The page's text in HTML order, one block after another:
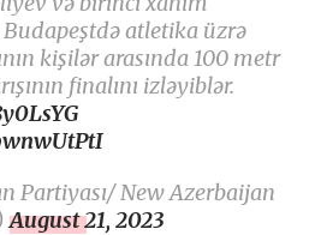
atletika üzrə
kişilər arasında 100 metr
finalını izləyiblər.
Partiyası/ New Azerbaijan
August 21, 2023